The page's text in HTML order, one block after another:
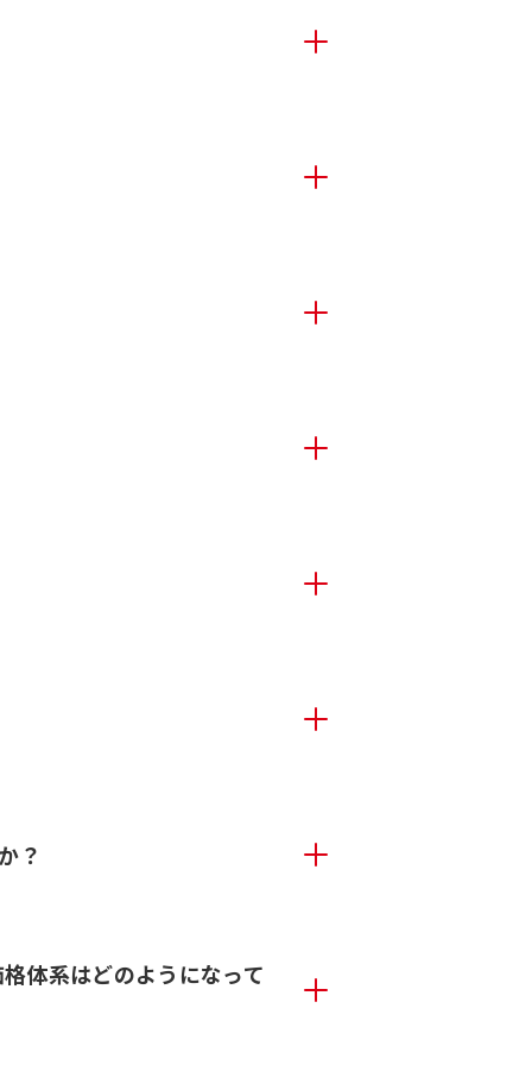
？
体系はどのようになって